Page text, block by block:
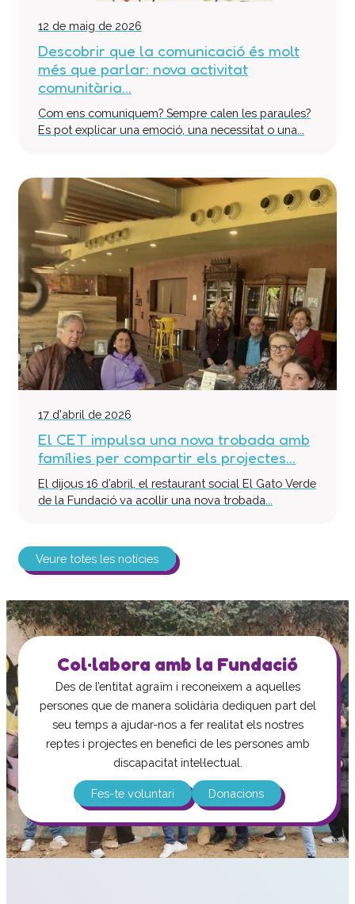
12 de maig de 2026
Descobrir que la comunicació és molt
més que parlar: nova activitat
comunitària...
Com ens comuniquem? Sempre calen les paraules?
Es pot explicar una emoció, una necessitat o una...
17 d'abril de 2026
El CET impulsa una nova trobada amb
famílies per compartir els projectes...
El dijous 16 d’abril, el restaurant social El Gato Verde
de la Fundació va acollir una nova trobada...
Veure totes les notícies
Col·labora amb la Fundació
Des de l’entitat agraïm i reconeixem a aquelles
persones que de manera solidària dediquen part del
seu temps a ajudar-nos a fer realitat els nostres
reptes i projectes en benefici de les persones amb
discapacitat intel·lectual.
Fes-te voluntari Donacions